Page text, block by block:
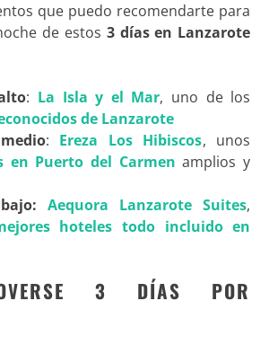
que puedo recomendarte para
de estos 3 días en Lanzarote
: La Isla y el Mar, uno de los
de Lanzarote
: Ereza Los Hibiscos, unos
en Puerto del Carmen amplios y
Aequora Lanzarote Suites,
hoteles todo incluido en
3 DÍAS POR